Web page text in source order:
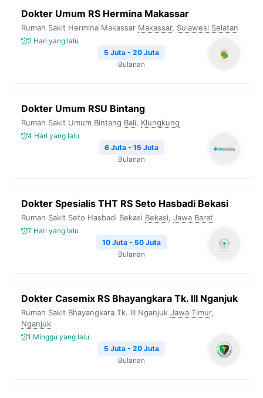
Dokter Umum RS Hermina Makassar
Rumah Sakit Hermina Makassar Makassar, Sulawesi Selatan
2 Hari yang lalu
5 Juta - 20 Juta
Bulanan
Dokter Umum RSU Bintang
Rumah Sakit Umum Bintang Bali, Klungkung
4 Hari yang lalu
6 Juta - 15 Juta
Bulanan
Dokter Spesialis THT RS Seto Hasbadi Bekasi
Rumah Sakit Seto Hasbadi Bekasi Bekasi, Jawa Barat
7 Hari yang lalu
10 Juta - 50 Juta
Bulanan
Dokter Casemix RS Bhayangkara Tk. III Nganjuk
Rumah Sakit Bhayangkara Tk. III Nganjuk Jawa Timur,
Nganjuk
1 Minggu yang lalu
5 Juta - 20 Juta
Bulanan